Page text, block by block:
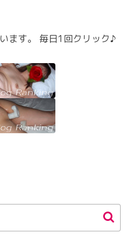
ます。 毎日1回クリック♪